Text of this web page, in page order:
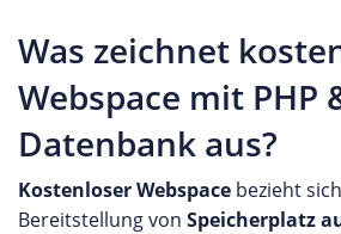
Was zeichnet
Webspace mit PHP
Datenbank aus?
Kostenloser Webspace bezieht
Bereitstellung von Speicherplatz